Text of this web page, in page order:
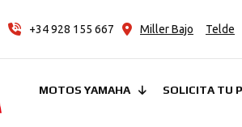
+34 928 155 667 Miller Bajo Telde
MOTOS YAMAHA SOLICITA TU